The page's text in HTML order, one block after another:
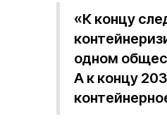
«К концу
одном
А к концу